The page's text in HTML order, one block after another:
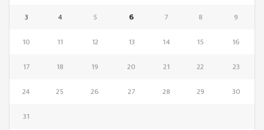
3
4 5 6 7 8
9
10
11 12 13 14 15
16
17
18 19 20 21 22
23
24
25 26 27 28 29
30
31